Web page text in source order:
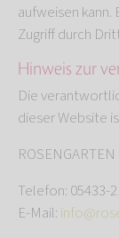
aufweisen
Zugriff durch
Hinweis zur
Die
dieser Website
Telefon: 05433-
E-Mail: